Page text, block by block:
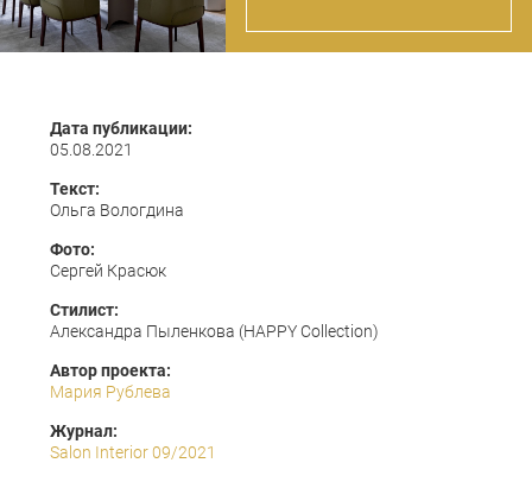
Дата публикации:
05.08.2021
Текст:
Ольга Вологдина
Фото:
Сергей Красюк
Стилист:
Александра Пыленкова (HAPPY Collection)
Автор проекта:
Мария Рублева
Журнал:
Salon Interior 09/2021